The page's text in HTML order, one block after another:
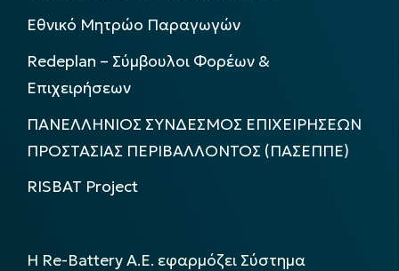
Εθνικό Μητρώο Παραγωγών
Redeplan – Σύμβουλοι Φορέων &
Επιχειρήσεων
ΠΑΝΕΛΛΗΝΙΟΣ ΣΥΝΔΕΣΜΟΣ ΕΠΙΧΕΙΡΗΣΕΩΝ
ΠΡΟΣΤΑΣΙΑΣ ΠΕΡΙΒΑΛΛΟΝΤΟΣ (ΠΑΣΕΠΠΕ)
RISBAT Project
Η Re-Battery Α.Ε. εφαρμόζει Σύστημα